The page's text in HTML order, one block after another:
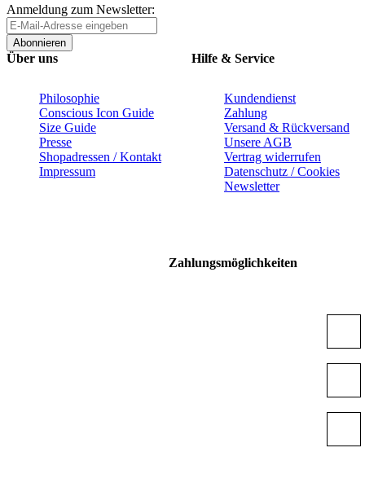
Anmeldung zum Newsletter:
Abonnieren
Über uns
Philosophie
Conscious Icon Guide
Size Guide
Presse
Shopadressen / Kontakt
Impressum
Hilfe & Service
Kundendienst
Zahlung
Versand & Rückversand
Unsere AGB
Vertrag widerrufen
Datenschutz / Cookies
Newsletter
Zahlungsmöglichkeiten